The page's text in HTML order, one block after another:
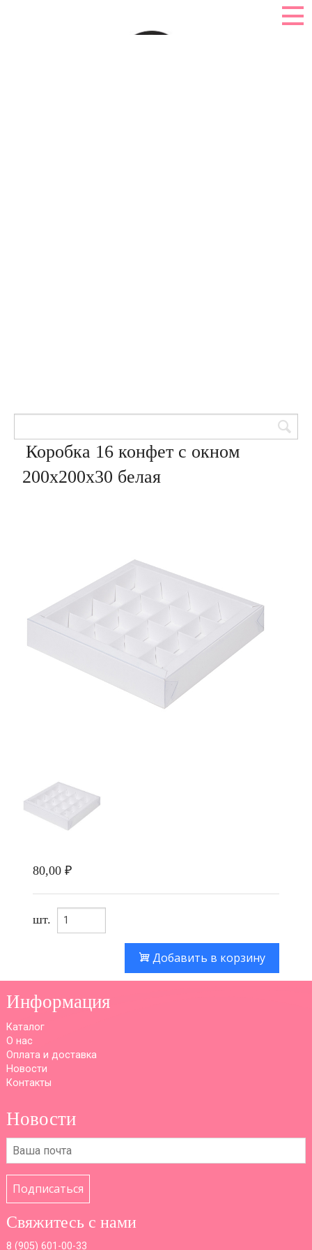
Коробка 16 конфет с окном
200х200х30 белая
80,00 ₽
шт.
Добавить в корзину
Информация
Каталог
О нас
Оплата и доставка
Новости
Контакты
Новости
Подписаться
Свяжитесь с нами
8 (905) 601-00-33